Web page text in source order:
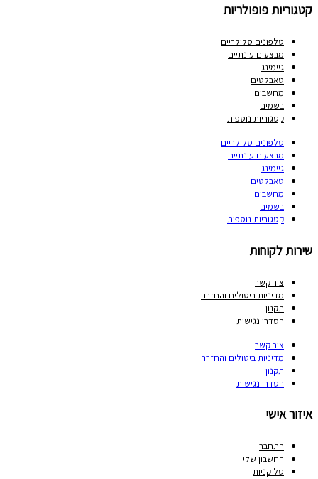
פופולריות
טלפונים סלולריים
מבצעים עונתיים
גיימינג
טאבלטים
מחשבים
בשמים
קטגוריות נוספות
טלפונים סלולריים
מבצעים עונתיים
גיימינג
טאבלטים
מחשבים
בשמים
קטגוריות נוספות
לקוחות
צור קשר
מדיניות ביטולים והחזרה
תקנון
הסדרי נגישות
צור קשר
מדיניות ביטולים והחזרה
תקנון
הסדרי נגישות
אישי
התחבר
החשבון שלי
סל קניות